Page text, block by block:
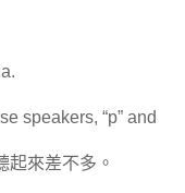
speakers, “p” and
起來差不多。